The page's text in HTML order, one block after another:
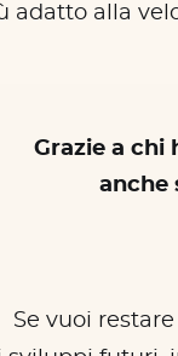
adatto alla
Grazie a chi
anche
Se vuoi